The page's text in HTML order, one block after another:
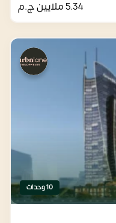
5.34 ملايين ج.م
10 وحدات